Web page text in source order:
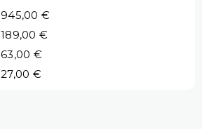
945,00 €
189,00 €
63,00 €
27,00 €